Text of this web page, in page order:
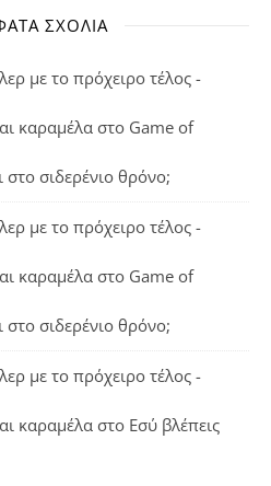
ΣΧΌΛΙΑ
με το πρόχειρο τέλος -
καραμέλα στο Game of
σιδερένιο θρόνο;
με το πρόχειρο τέλος -
καραμέλα στο Game of
σιδερένιο θρόνο;
με το πρόχειρο τέλος -
καραμέλα στο Εσύ βλέπεις